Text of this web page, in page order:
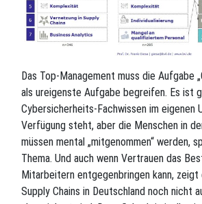
Das Top-Management muss die Aufgabe
als ureigenste Aufgabe begreifen. Es ist
Cybersicherheits-Fachwissen im eigenen
Verfügung steht, aber die Menschen in
müssen mental „mitgenommen“ werden,
Thema. Und auch wenn Vertrauen das
Mitarbeitern entgegenbringen kann, zeigt
Supply Chains in Deutschland noch nicht